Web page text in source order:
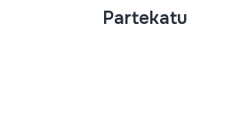
Partekatu